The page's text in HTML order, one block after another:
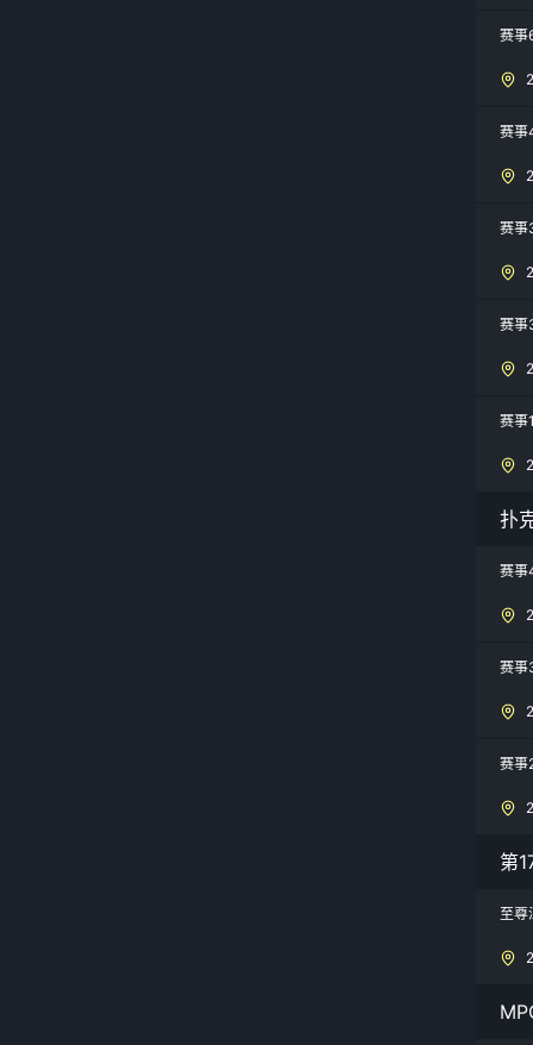
赛事
赛事
赛事
赛事
赛事
扑
赛事
赛事
赛事
第
至尊